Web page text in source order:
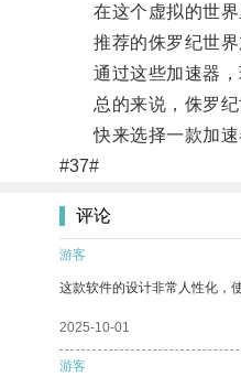
在这个虚拟的世界
推荐的侏罗纪世界加
通过这些加速器，
总的来说，侏罗纪
快来选择一款加速
#37#
评论
游客
这款软件的设计非常人性化，
2025-10-01
游客